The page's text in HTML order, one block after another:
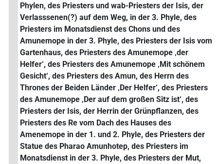
Phylen, des Priesters und wab-Priesters der Isis, der
Verlasssenen(?) auf dem Weg, in der 3. Phyle, des
Priesters im Monatsdienst des Chons und des
Amunemope in der 3. Phyle, des Priesters der Isis vom
Gartenhaus, des Priesters des Amunemope ‚der
Helfer‘, des Priesters des Amunemope ‚Mit schönem
Gesicht‘, des Priesters des Amun, des Herrn des
Thrones der Beiden Länder ‚Der Helfer‘, des Priesters
des Amunemope ‚Der auf dem großen Sitz ist‘, des
Priesters der Isis, der Herrin der Grünpflanzen, des
Priesters des Re vom Dach des Hauses des
Amenemope in der 1. und 2. Phyle, des Priesters der
Statue des Pharao Amunhotep, des Priesters im
Monatsdienst in der 3. Phyle, des Priesters der Mut,